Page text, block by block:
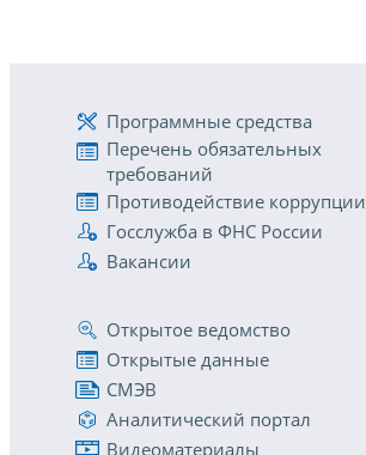
Программные средства
Перечень обязательных
требований
Противодействие коррупции
Госслужба в ФНС России
Вакансии
Открытое ведомство
Открытые данные
СМЭВ
Аналитический портал
Видеоматериалы